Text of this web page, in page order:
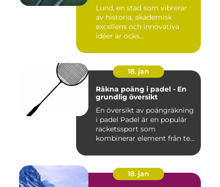
Lund, en stad som vibrerar
av historia, akademisk
excellens och innovativa
idéer är ocks...
18. jan
Räkna poäng i padel - En
grundlig översikt
En översikt av poängräkning
i padel Padel är en populär
racketssport som
kombinerar element från te...
18. jan